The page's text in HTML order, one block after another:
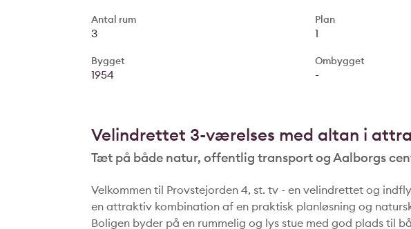
Antal rum
3
Bygget
1954
Plan
1
Ombygget
-
Velindrettet 3-værelses med altan i
Tæt på både natur, offentlig transport og Aalborgs
Velkommen til Provstejorden 4, st. tv - en velindrettet og
en attraktiv kombination af en praktisk planløsning og
Boligen byder på en rummelig og lys stue med god plads til